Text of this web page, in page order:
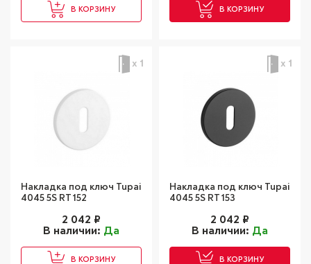
В КОРЗИНУ В КОРЗИНУ
х 1
Накладка под ключ Tupai
4045 5S RT 152
2 042 ₽
В наличии: Да
В КОРЗИНУ
х 1
Накладка под ключ Tupai
4045 5S RT 153
2 042 ₽
В наличии: Да
В КОРЗИНУ